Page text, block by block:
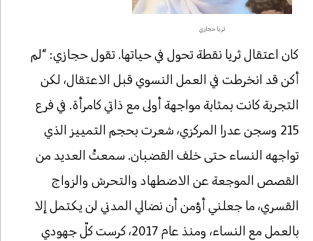
ثريا حجازي
كان اعتقال ثريا نقطة تحول في حياتها. تقول حجازي: “لم
أكن قد انخرطت في العمل النسوي قبل الاعتقال، لكن
التجربة كانت بمثابة مواجهة أولى مع ذاتي كامرأة. في فرع
215 وسجن عدرا المركزي، شعرت بحجم التمييز الذي
تواجهه النساء حتى خلف القضبان. سمعتُ العديد من
القصص الموجعة عن الاضطهاد والتحرش والزواج
القسري، ما جعلني أؤمن أن نضالي المدني لن يكتمل إلا
بالعمل مع النساء، ومنذ عام 2017، كرست كلّ جهودي